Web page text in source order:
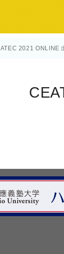
2021 ONLINE